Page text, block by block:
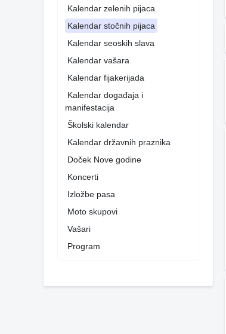
Kalendar zelenih pijaca
Kalendar stočnih pijaca
Kalendar seoskih slava
Kalendar vašara
Kalendar fijakerijada
Kalendar događaja i
manifestacija
Školski kalendar
Kalendar državnih praznika
Doček Nove godine
Koncerti
Izložbe pasa
Moto skupovi
Vašari
Program